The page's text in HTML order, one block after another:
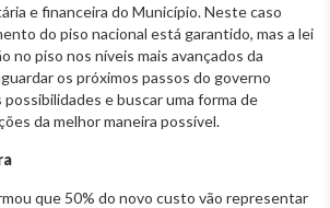
e financeira do Município. Neste caso
do piso nacional está garantido, mas a lei
no piso nos níveis mais avançados da
os próximos passos do governo
possibilidades e buscar uma forma de
da melhor maneira possível.
que 50% do novo custo vão representar